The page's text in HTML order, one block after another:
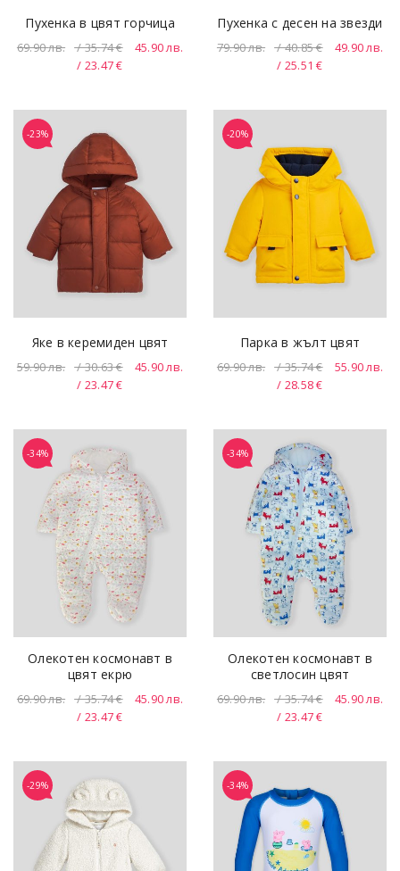
Пухенка в цвят горчица
69.90лв. / 35.74 € 45.90лв.
/ 23.47 €
Пухенка с десен на звезди
79.90лв. / 40.85 € 49.90лв.
/ 25.51 €
-23%
Яке в керемиден цвят
59.90лв. / 30.63 € 45.90лв.
/ 23.47 €
-20%
Парка в жълт цвят
69.90лв. / 35.74 € 55.90лв.
/ 28.58 €
-34%
Олекотен космонавт в
цвят екрю
69.90лв. / 35.74 € 45.90лв.
/ 23.47 €
-34%
Олекотен космонавт в
светлосин цвят
69.90лв. / 35.74 € 45.90лв.
/ 23.47 €
-29% -34%